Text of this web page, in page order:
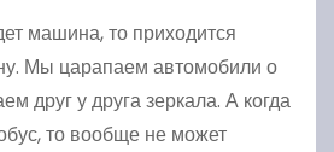
машина, то приходится
Мы царапаем автомобили о
друг у друга зеркала. А когда
то вообще не может